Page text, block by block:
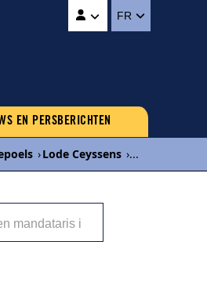
FR
EN PERSBERICHTEN
›Lode Ceyssens ›...